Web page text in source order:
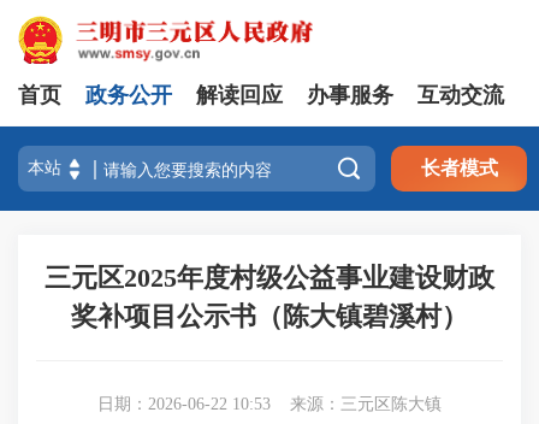
首页 政务公开 解读回应 办事服务 互动交流
 长者模式
三元区2025年度村级公益事业建设财政
奖补项目公示书（陈大镇碧溪村）
日期：2026-06-22 10:53 来源：三元区陈大镇